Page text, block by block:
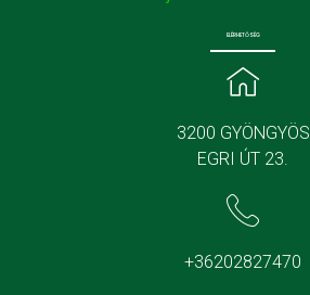
ELÉRHETŐSÉG
3200 GYÖNGYÖS
EGRI ÚT 23.
+36202827470